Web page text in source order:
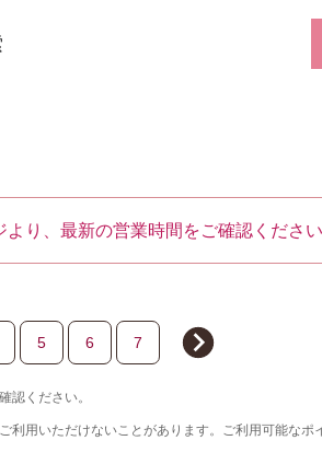
ウント一覧
り、最新の営業時間をご確認ください
5 6 7
認ください。
用いただけないことがあります。ご利用可能なポ